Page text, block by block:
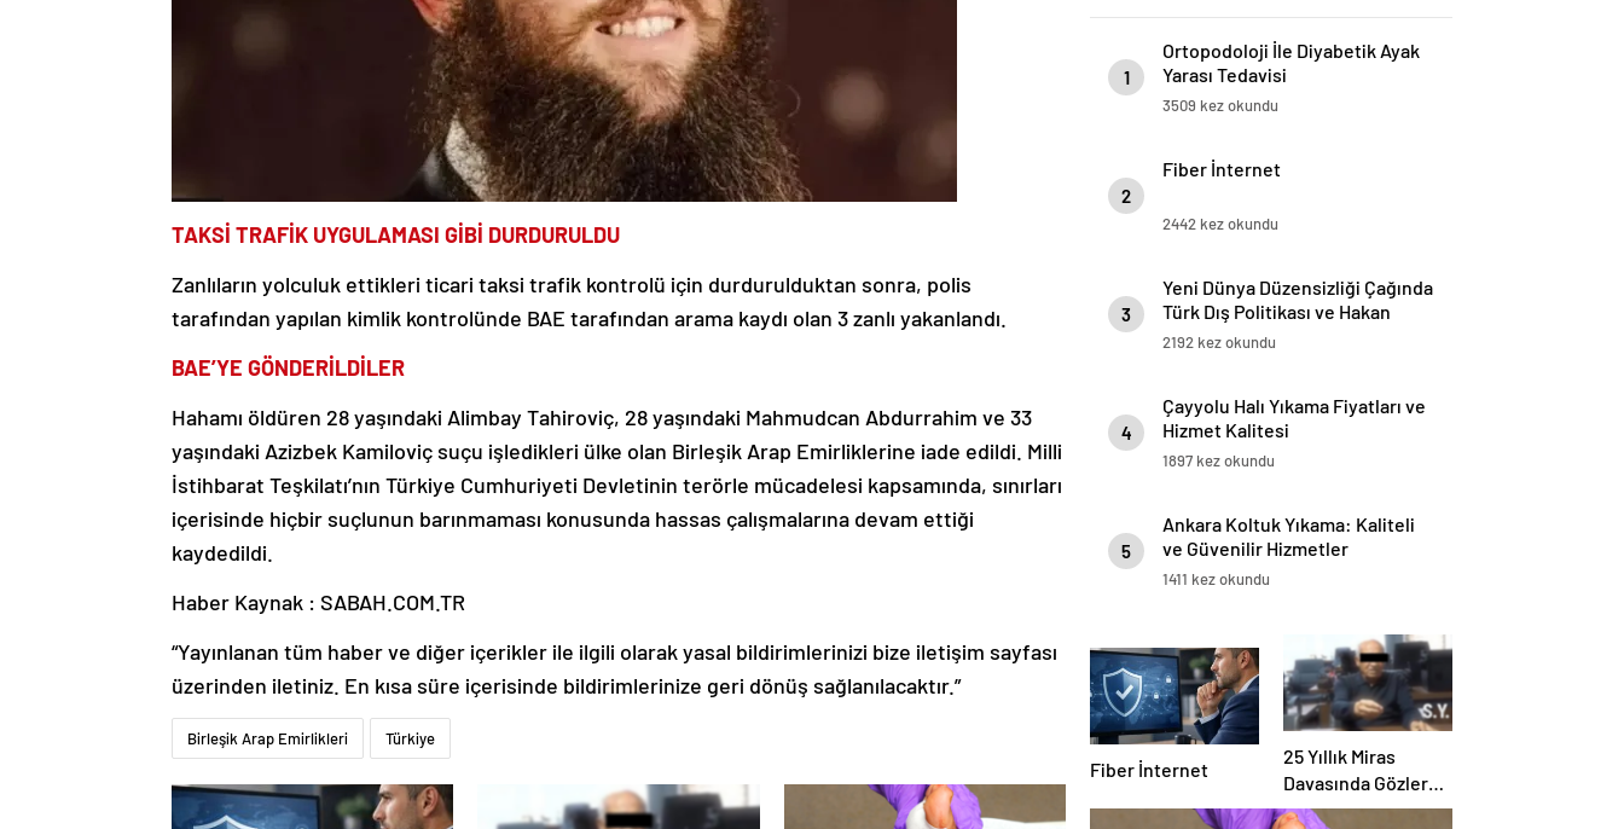
TAKSİ TRAFİK UYGULAMASI GİBİ DURDURULDU
Zanlıların yolculuk ettikleri ticari taksi trafik kontrolü için durdurulduktan sonra, polis
tarafından yapılan kimlik kontrolünde BAE tarafından arama kaydı olan 3 zanlı yakanlandı.
BAE’YE GÖNDERİLDİLER
Hahamı öldüren 28 yaşındaki Alimbay Tahiroviç, 28 yaşındaki Mahmudcan Abdurrahim ve 33
yaşındaki Azizbek Kamiloviç suçu işledikleri ülke olan Birleşik Arap Emirliklerine iade edildi. Milli
İstihbarat Teşkilatı’nın Türkiye Cumhuriyeti Devletinin terörle mücadelesi kapsamında, sınırları
içerisinde hiçbir suçlunun barınmaması konusunda hassas çalışmalarına devam ettiği
kaydedildi.
Haber Kaynak : SABAH.COM.TR
“Yayınlanan tüm haber ve diğer içerikler ile ilgili olarak yasal bildirimlerinizi bize iletişim sayfası
üzerinden iletiniz. En kısa süre içerisinde bildirimlerinize geri dönüş sağlanılacaktır.”
Birleşik Arap Emirlikleri Türkiye
1
Ortopodoloji İle Diyabetik Ayak
Yarası Tedavisi
3509 kez okundu
2
Fiber İnternet
2442 kez okundu
3
Yeni Dünya Düzensizliği Çağında
Türk Dış Politikası ve Hakan
Fidan Faktörü
2192 kez okundu
4
Çayyolu Halı Yıkama Fiyatları ve
Hizmet Kalitesi
1897 kez okundu
5
Ankara Koltuk Yıkama: Kaliteli
ve Güvenilir Hizmetler
1411 kez okundu
Fiber İnternet
25 Yıllık Miras
Davasında Gözler
Temmuz Ayındaki